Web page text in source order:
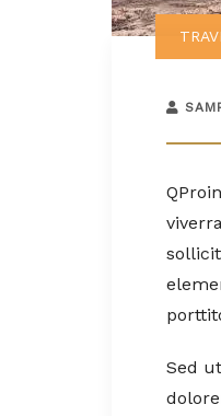
Q
Sed